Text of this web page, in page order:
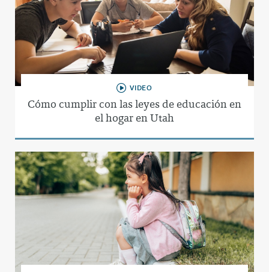
VIDEO
Cómo cumplir con las leyes de educación en
el hogar en Utah